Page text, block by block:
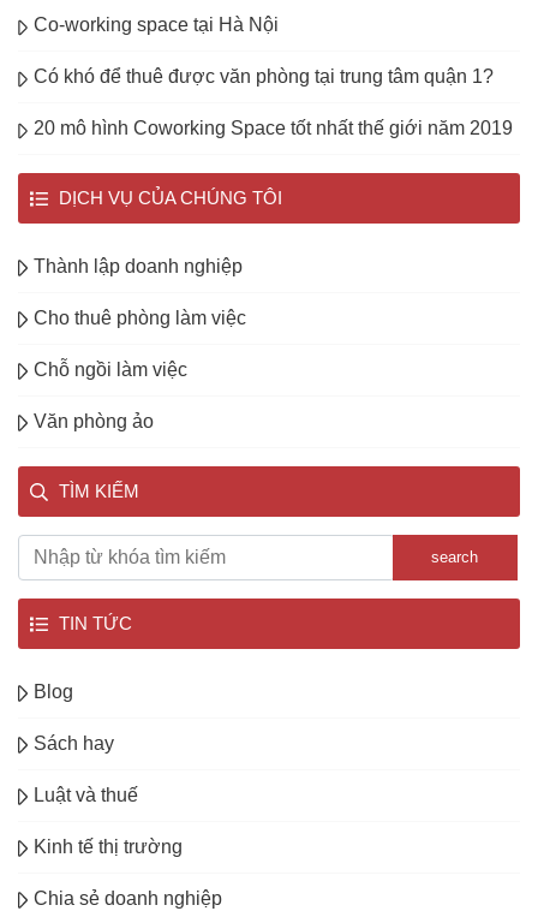
Co-working space tại Hà Nội
Có khó để thuê được văn phòng tại trung tâm quận 1?
20 mô hình Coworking Space tốt nhất thế giới năm 2019
DỊCH VỤ CỦA CHÚNG TÔI
Thành lập doanh nghiệp
Cho thuê phòng làm việc
Chỗ ngồi làm việc
Văn phòng ảo
TÌM KIẾM
search
TIN TỨC
Blog
Sách hay
Luật và thuế
Kinh tế thị trường
Chia sẻ doanh nghiệp